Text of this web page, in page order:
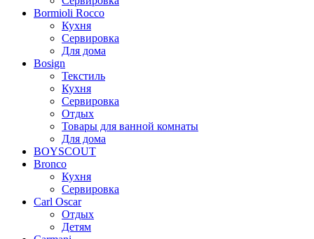
Bormioli Rocco
Кухня
Сервировка
Для дома
Bosign
Текстиль
Кухня
Сервировка
Отдых
Товары для ванной комнаты
Для дома
BOYSCOUT
Bronco
Кухня
Сервировка
Carl Oscar
Отдых
Детям